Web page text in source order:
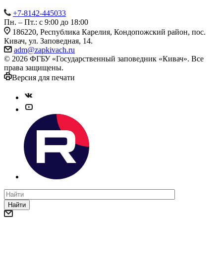
+7-8142-445033
Пн. – Пт.: с 9:00 до 18:00
186220, Республика Карелия, Кондопожский район, пос.
Кивач, ул. Заповедная, 14.
adm@zapkivach.ru
© 2026 ФГБУ «Государственный заповедник «Кивач». Все
права защищены.
Версия для печати
Найти